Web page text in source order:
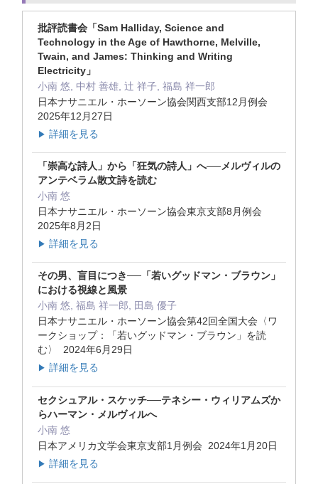
批評読書会「Sam Halliday, Science and
Technology in the Age of Hawthorne, Melville,
Twain, and James: Thinking and Writing
Electricity」
小南 悠, 中村 善雄, 辻 祥子, 福島 祥一郎
日本ナサニエル・ホーソーン協会関西支部12月例会
2025年12月27日
▶ 詳細を見る
「崇高な詩人」から「狂気の詩人」へ──メルヴィルの
アンテベラム散文詩を読む
小南 悠
日本ナサニエル・ホーソーン協会東京支部8月例会
2025年8月2日
▶ 詳細を見る
その男、盲目につき──「若いグッドマン・ブラウン」
における視線と風景
小南 悠, 福島 祥一郎, 田島 優子
日本ナサニエル・ホーソーン協会第42回全国大会〈ワ
ークショップ：「若いグッドマン・ブラウン」を読
む〉 2024年6月29日
▶ 詳細を見る
セクシュアル・スケッチ──テネシー・ウィリアムズか
らハーマン・メルヴィルへ
小南 悠
日本アメリカ文学会東京支部1月例会 2024年1月20日
▶ 詳細を見る